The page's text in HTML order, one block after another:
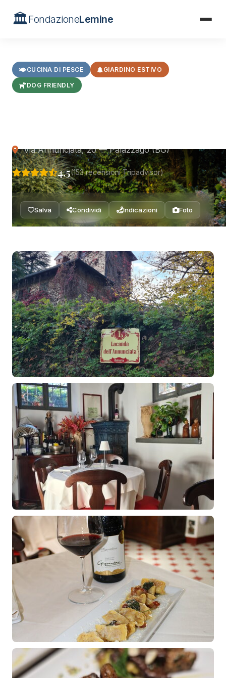
🏛️FondazioneLemine
CUCINA DI PESCE GIARDINO ESTIVO
DOG FRIENDLY
Via Annunciata, 20 — Palazzago (BG)
4.5(153 recensioni Tripadvisor)
Salva Condividi Indicazioni Foto